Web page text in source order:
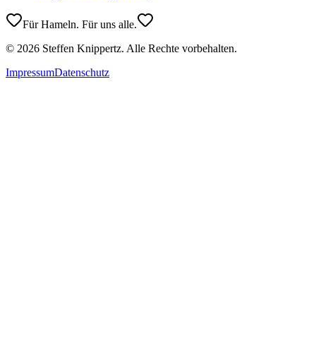
Für Hameln. Für uns alle.
© 2026 Steffen Knippertz. Alle Rechte vorbehalten.
ImpressumDatenschutz